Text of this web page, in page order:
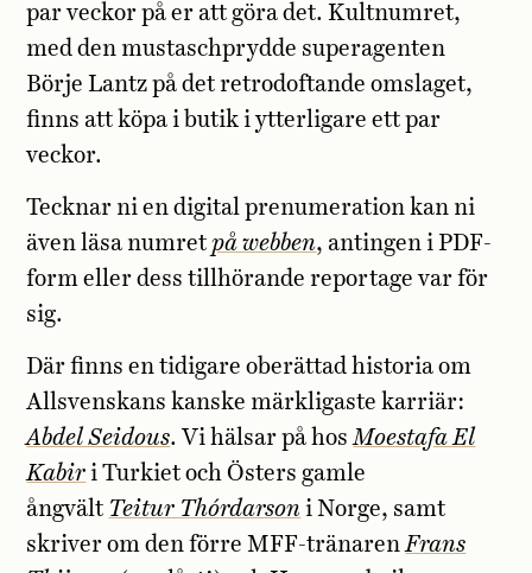
par veckor på er att göra det. Kultnumret,
med den mustaschprydde superagenten
Börje Lantz på det retrodoftande omslaget,
finns att köpa i butik i ytterligare ett par
veckor.
Tecknar ni en digital prenumeration kan ni
även läsa numretpå webben, antingen i PDF-
form eller dess tillhörande reportage var för
sig.
Där finns en tidigare oberättad historia om
Allsvenskans kanske märkligaste karriär:
Abdel Seidous. Vi hälsar på hosMoestafa El
Kabir i Turkiet och Östers gamle
ångvält Teitur Thórdarson i Norge, samt
skriver om den förre MFF-tränarenFrans